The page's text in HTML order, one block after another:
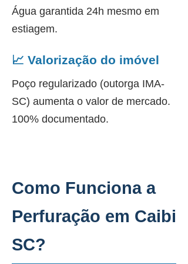
Água garantida 24h mesmo em
estiagem.
📈 Valorização do imóvel
Poço regularizado (outorga IMA-
SC) aumenta o valor de mercado.
100% documentado.
Como Funciona a
Perfuração em Caibi
SC?